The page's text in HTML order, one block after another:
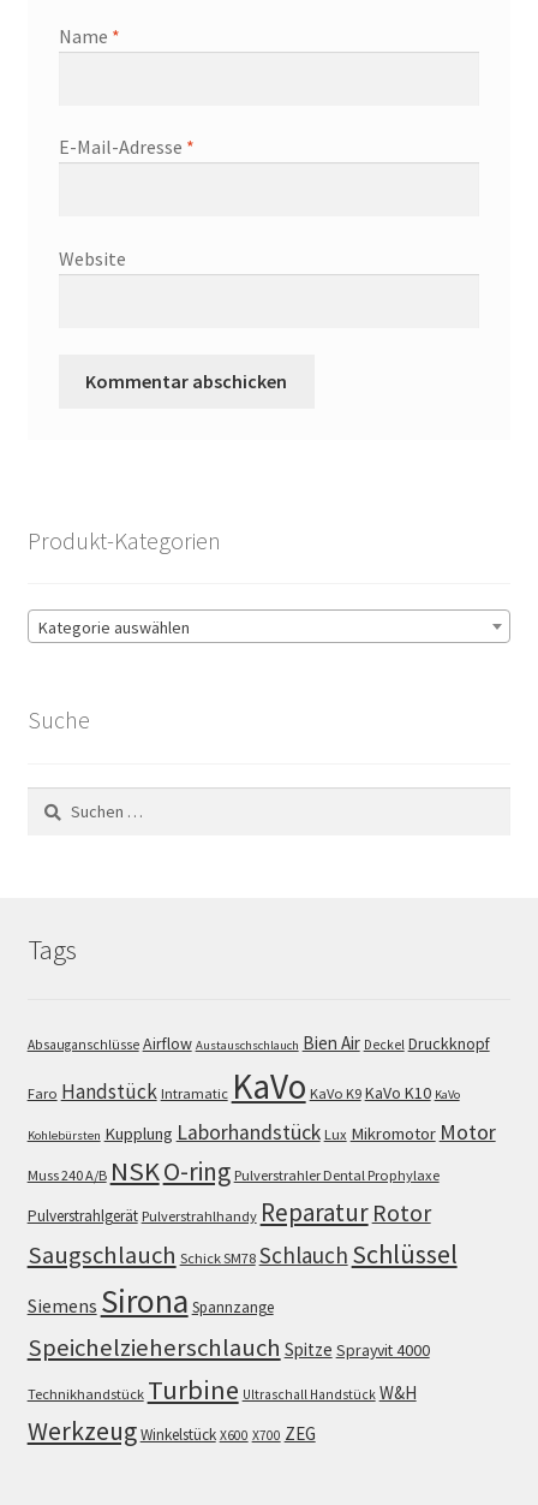
Name *
E-Mail-Adresse *
Website
Produkt-Kategorien
Kategorie auswählen
Suche
Suchen
nach:
Tags
Absauganschlüsse Airflow Austauschschlauch Bien Air Deckel Druckknopf
Faro Handstück Intramatic KaVo KaVo K9 KaVo K10 KaVo
Kohlebürsten Kupplung Laborhandstück Lux Mikromotor Motor
Muss 240 A/B NSKO-ring Pulverstrahler Dental Prophylaxe
Pulverstrahlgerät Pulverstrahlhandy Reparatur Rotor
Saugschlauch Schick SM78 Schlauch Schlüssel
Siemens Sirona Spannzange
Speichelzieherschlauch Spitze Sprayvit 4000
Technikhandstück Turbine Ultraschall Handstück W&H
WerkzeugWinkelstück X600 X700 ZEG